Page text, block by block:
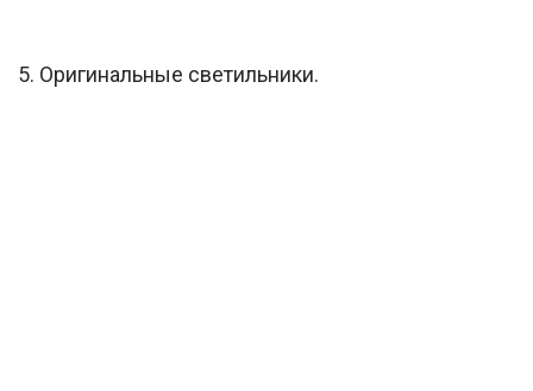
5. Оригинальные светильники.